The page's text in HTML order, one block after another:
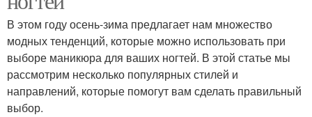
В этом году осень-зима предлагает нам множество
модных тенденций, которые можно использовать при
выборе маникюра для ваших ногтей. В этой статье мы
рассмотрим несколько популярных стилей и
направлений, которые помогут вам сделать правильный
выбор.